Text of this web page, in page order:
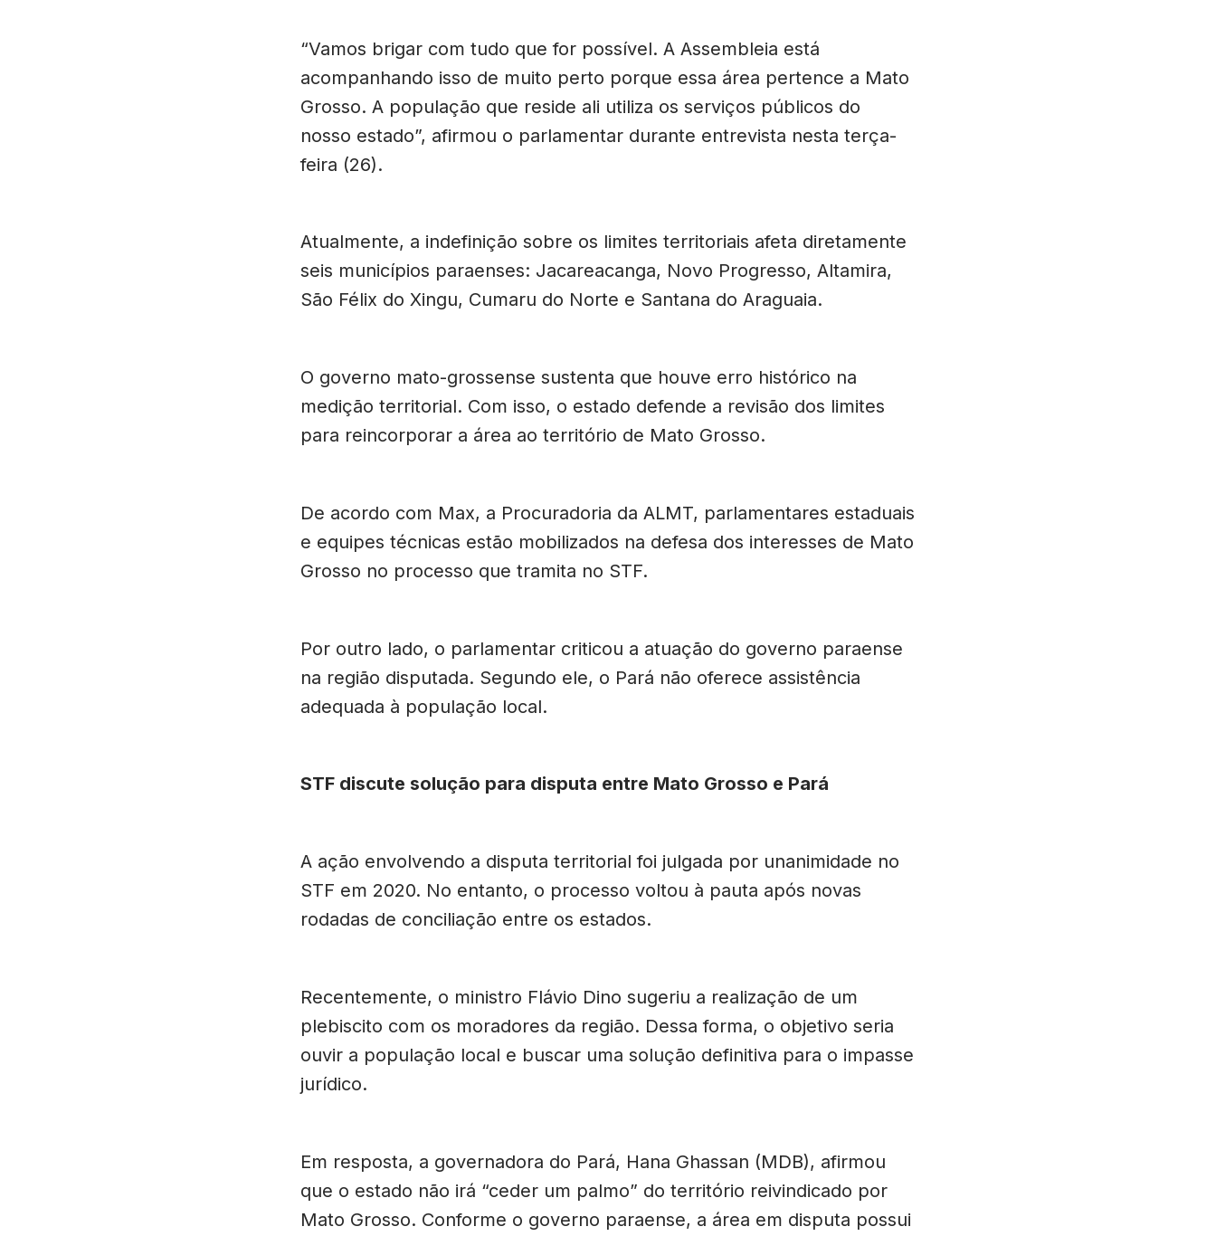
“Vamos brigar com tudo que for possível. A Assembleia está
acompanhando isso de muito perto porque essa área pertence a Mato
Grosso. A população que reside ali utiliza os serviços públicos do
nosso estado”, afirmou o parlamentar durante entrevista nesta terça-
feira (26).
Atualmente, a indefinição sobre os limites territoriais afeta diretamente
seis municípios paraenses: Jacareacanga, Novo Progresso, Altamira,
São Félix do Xingu, Cumaru do Norte e Santana do Araguaia.
O governo mato-grossense sustenta que houve erro histórico na
medição territorial. Com isso, o estado defende a revisão dos limites
para reincorporar a área ao território de Mato Grosso.
De acordo com Max, a Procuradoria da ALMT, parlamentares estaduais
e equipes técnicas estão mobilizados na defesa dos interesses de Mato
Grosso no processo que tramita no STF.
Por outro lado, o parlamentar criticou a atuação do governo paraense
na região disputada. Segundo ele, o Pará não oferece assistência
adequada à população local.
STF discute solução para disputa entre Mato Grosso e Pará
A ação envolvendo a disputa territorial foi julgada por unanimidade no
STF em 2020. No entanto, o processo voltou à pauta após novas
rodadas de conciliação entre os estados.
Recentemente, o ministro Flávio Dino sugeriu a realização de um
plebiscito com os moradores da região. Dessa forma, o objetivo seria
ouvir a população local e buscar uma solução definitiva para o impasse
jurídico.
Em resposta, a governadora do Pará, Hana Ghassan (MDB), afirmou
que o estado não irá “ceder um palmo” do território reivindicado por
Mato Grosso. Conforme o governo paraense, a área em disputa possui